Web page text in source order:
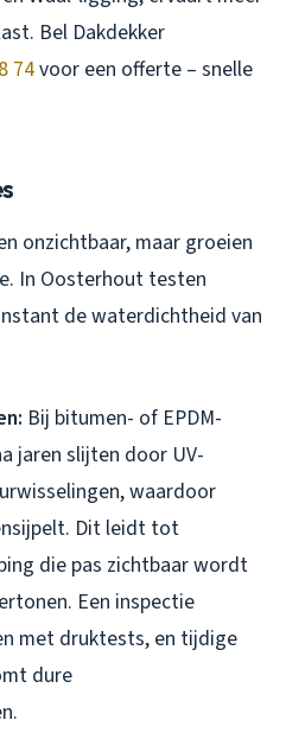
Bel Dakdekker
74voor een offerte – snelle
onzichtbaar, maar groeien
In Oosterhout testen
de waterdichtheid van
Bij bitumen- of EPDM-
jaren slijten door UV-
waardoor
Dit leidt tot
die pas zichtbaar wordt
Een inspectie
met druktests, en tijdige
dure